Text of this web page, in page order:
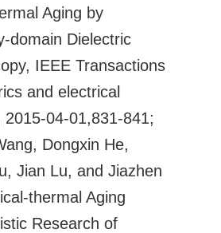
Aging by
domain Dielectric
IEEE Transactions
and electrical
2015-04-01,831-841;
Dongxin He,
Jian Lu, and Jiazhen
thermal Aging
Research of